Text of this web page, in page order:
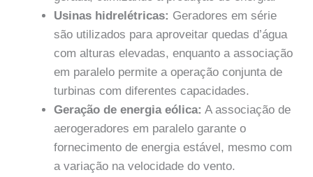
Usinas hidrelétricas: Geradores em série
são utilizados para aproveitar quedas d’água
com alturas elevadas, enquanto a associação
em paralelo permite a operação conjunta de
turbinas com diferentes capacidades.
Geração de energia eólica: A associação de
aerogeradores em paralelo garante o
fornecimento de energia estável, mesmo com
a variação na velocidade do vento.